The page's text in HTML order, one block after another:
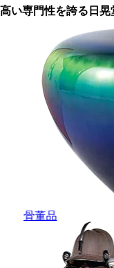
高い専門性を誇る 日
骨董品